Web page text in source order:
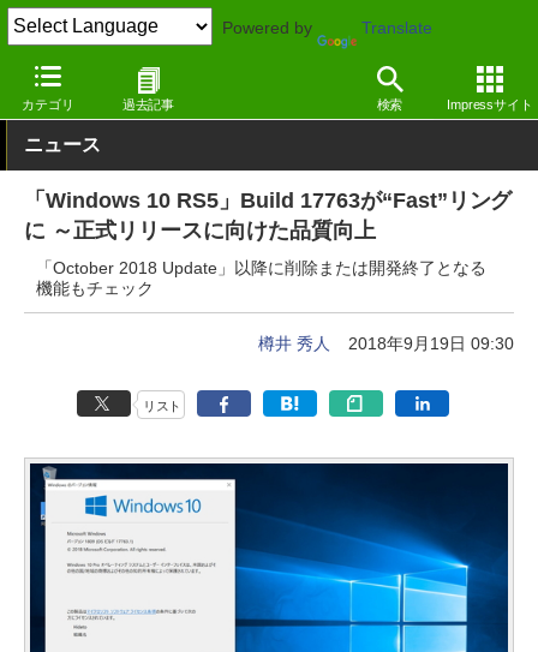
Powered by Translate
カテゴリ 過去記事 検索 Impressサイト
窓の杜 システム・ファイル Windows
ニュース
「Windows 10 RS5」Build 17763が“Fast”リング
に ～正式リリースに向けた品質向上
「October 2018 Update」以降に削除または開発終了となる
機能もチェック
樽井 秀人 2018年9月19日 09:30
リスト